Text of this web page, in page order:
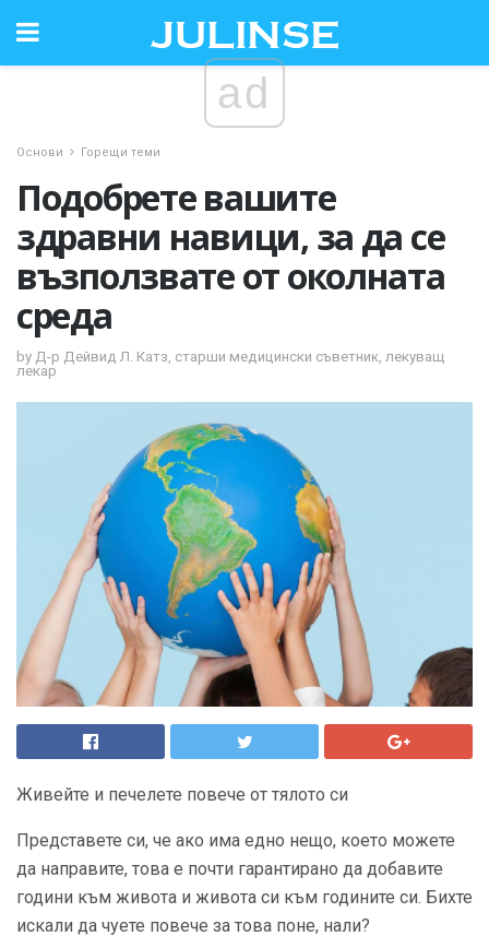
ad
Основи Горещи теми
Подобрете вашите
здравни навици, за да се
възползвате от околната
среда
by Д-р Дейвид Л. Катз, старши медицински съветник, лекуващ
лекар
Живейте и печелете повече от тялото си
Представете си, че ако има едно нещо, което можете
да направите, това е почти гарантирано да добавите
години към живота и живота си към годините си. Бихте
искали да чуете повече за това поне, нали?